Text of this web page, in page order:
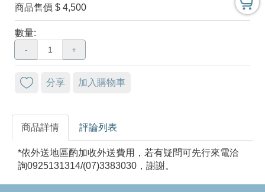
商品售價 $ 4,500
數量:
- +
分享 加入購物車
商品詳情 評論列表
*依外送地區酌加收外送費用，若有疑問可先行來電洽
詢0925131314/(07)3383030，謝謝。